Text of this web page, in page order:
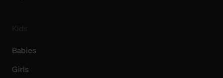
Babies
Girls